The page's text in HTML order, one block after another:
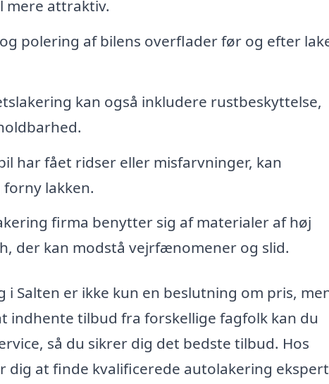
mere attraktiv.
polering af bilens overflader før og efter
kan også inkludere rustbeskyttelse,
har fået ridser eller misfarvninger, kan
lakken.
firma benytter sig af materialer af høj
der kan modstå vejrfænomener og slid.
Salten er ikke kun en beslutning om pris,
indhente tilbud fra forskellige fagfolk kan du
så du sikrer dig det bedste tilbud. Hos
at finde kvalificerede autolakering